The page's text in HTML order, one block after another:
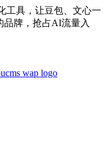
工具，让豆包、文心一
品牌，抢占AI流量入